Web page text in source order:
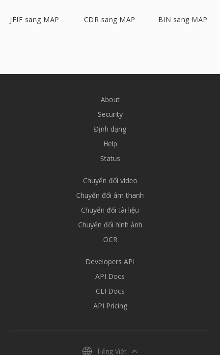
JFIF sang MAP CDR sang MAP BIN sang MAP
About
Security
Định dạng
Help
Status
Chuyển đổi video
Chuyển đổi âm thanh
Chuyển đổi tài liệu
Chuyển đổi hình ảnh
OCR
Developers API
API Docs
CLI Docs
API Pricing
Tiếng Việt